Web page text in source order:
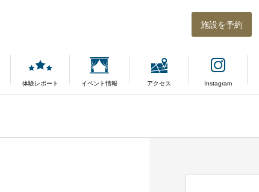
施設を予約
体験レポート イベント情報 アクセス Instagram